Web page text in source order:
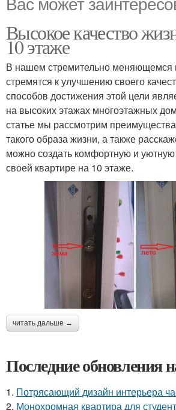
Высокое качество
10 этаже
В нашем стремительно меняющемся
стремятся к улучшению своего
способов достижения этой цели
на высоких этажах многоэтажных
статье мы рассмотрим преимущества
такого образа жизни, а также
можно создать комфортную и уютную
своей квартире на 10 этаже.
читать дальше →
Последние обновления
1. Потрясающий дизайн интерьера
2. Монохромная квартира для